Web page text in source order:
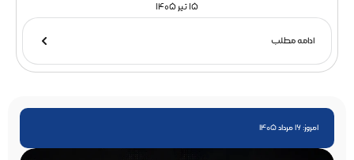
15 تیر 1405
ادامه مطلب
امروز: 16 مرداد 1405